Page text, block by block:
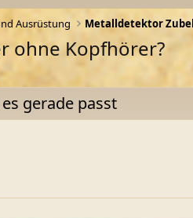
Ausrüstung Metalldetektor
ohne Kopfhörer?
gerade passt